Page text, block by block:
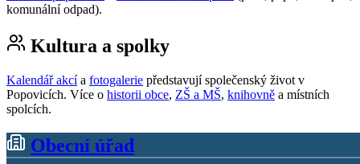
komunální odpad).
Kultura a spolky
Kalendář akcía fotogalerie představují společenský život v
Popovicích. Více o historii obce, ZŠ a MŠ, knihovně a místních
spolcích.
Obecní úřad